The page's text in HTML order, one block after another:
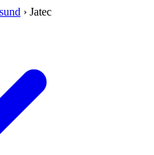
› Jatec